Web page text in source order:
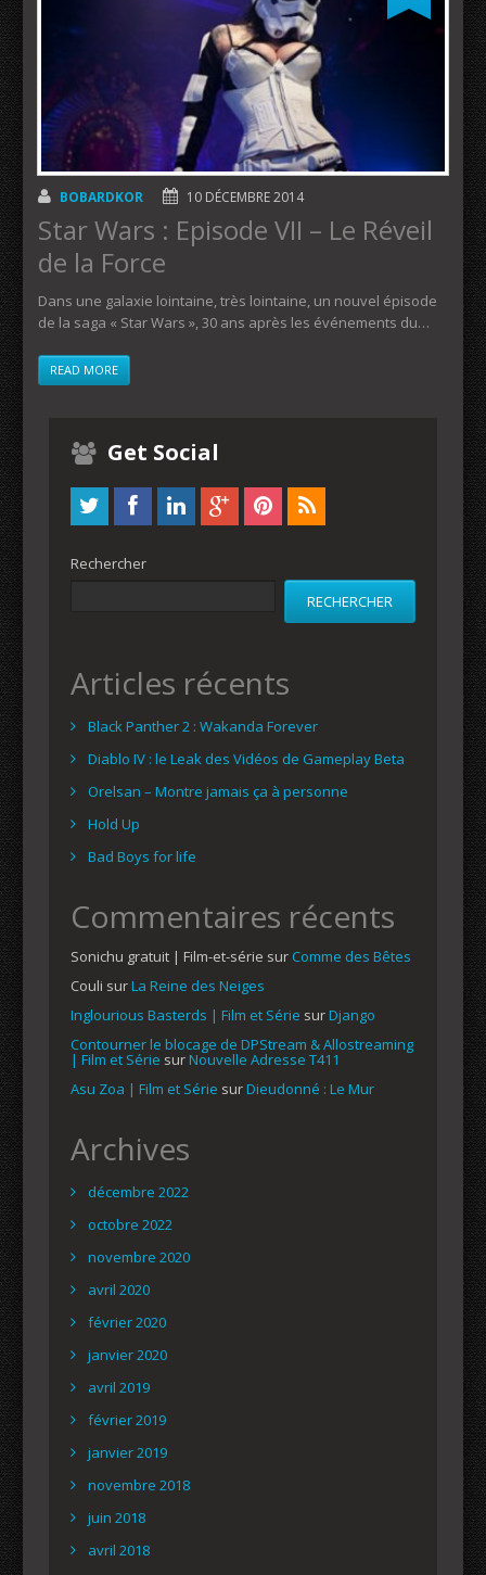
BOBARDKOR 10 DÉCEMBRE 2014
Star Wars : Episode VII – Le Réveil
de la Force
Dans une galaxie lointaine, très lointaine, un nouvel épisode
de la saga « Star Wars », 30 ans après les événements du…
READ MORE
Get Social
Rechercher
RECHERCHER
Articles récents
Black Panther 2 : Wakanda Forever
Diablo IV : le Leak des Vidéos de Gameplay Beta
Orelsan – Montre jamais ça à personne
Hold Up
Bad Boys for life
Commentaires récents
Sonichu gratuit | Film-et-série sur Comme des Bêtes
Couli surLa Reine des Neiges
Inglourious Basterds | Film et Série surDjango
Contourner le blocage de DPStream & Allostreaming
| Film et Série surNouvelle Adresse T411
Asu Zoa | Film et Série surDieudonné : Le Mur
Archives
décembre 2022
octobre 2022
novembre 2020
avril 2020
février 2020
janvier 2020
avril 2019
février 2019
janvier 2019
novembre 2018
juin 2018
avril 2018